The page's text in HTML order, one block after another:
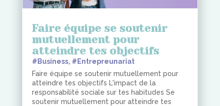
Faire équipe se soutenir
mutuellement pour
atteindre tes objectifs
#Business, #Entrepreunariat
Faire équipe se soutenir mutuellement pour
atteindre tes objectifs L'impact de la
responsabilité sociale sur tes habitudes Se
soutenir mutuellement pour atteindre tes